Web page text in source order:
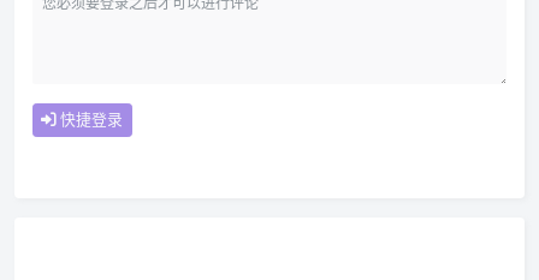
快捷登录